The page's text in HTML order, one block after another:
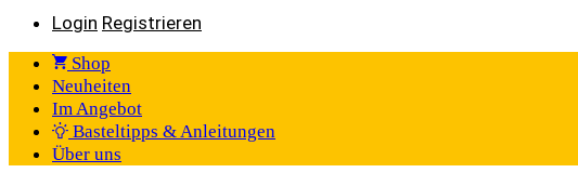
Login Registrieren
Shop
Neuheiten
Im Angebot
Basteltipps & Anleitungen
Über uns